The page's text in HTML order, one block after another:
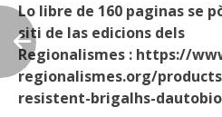
Lo libre de 160 paginas se
siti de las edicions dels
Regionalismes : https://
regionalismes.org/
resistent-brigalhs-